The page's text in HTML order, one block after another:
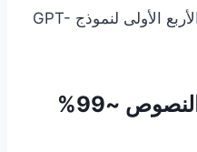
إليك تحليل معمق للمميزات الأربع الأولى لنموذج GPT-
الميزة 1: دقة عرض النصوص ~99%